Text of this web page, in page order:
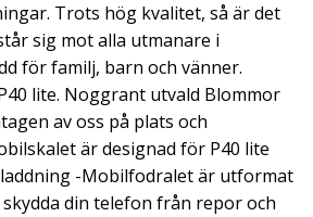
Trots hög kvalitet, så är det
sig mot alla utmanare i
för familj, barn och vänner.
lite. Noggrant utvald Blommor
av oss på plats och
är designad för P40 lite
-Mobilfodralet är utformat
din telefon från repor och